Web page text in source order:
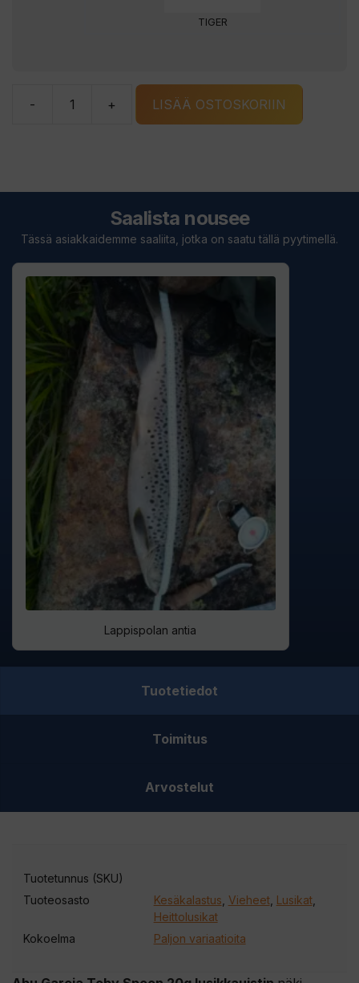
TIGER
-
Abu
lusikkauistin
määrä
+ LISÄÄ OSTOSKORIIN
Saalista nousee
Tässä asiakkaidemme saaliita, jotka on saatu tällä pyytimellä.
Lappispolan antia
Tuotetiedot
Toimitus
Arvostelut
Tuotetunnus (SKU)
Tuoteosasto
Kesäkalastus Vieheet, Lusikat,
Heittolusikat
Kokoelma
Paljon variaatioita